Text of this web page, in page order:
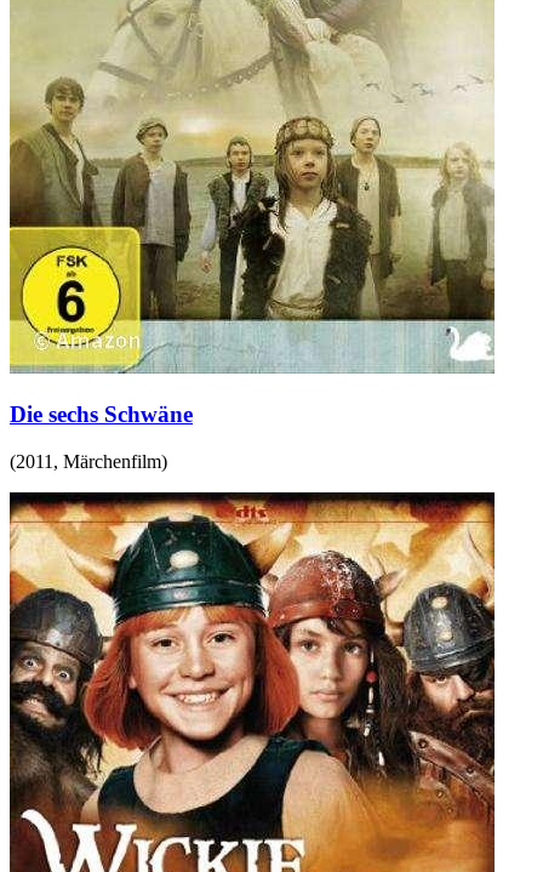
Die sechs Schwäne
(2011 , Märchenfilm)